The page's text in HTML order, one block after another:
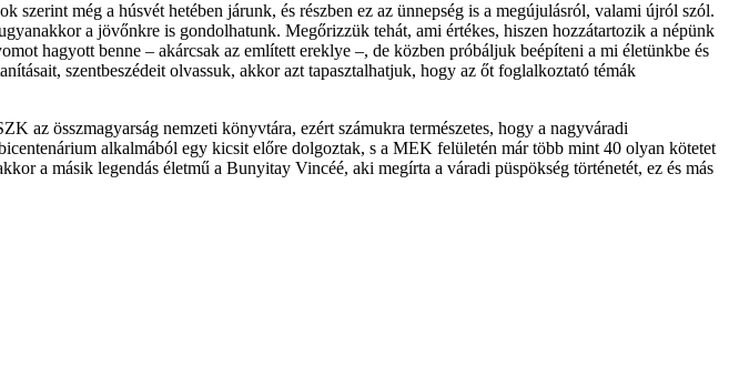
még a húsvét hetében járunk, és részben ez az ünnepség is a megújulásról, valami újról szól.
a jövőnkre is gondolhatunk. Megőrizzük tehát, ami értékes, hiszen hozzátartozik a népünk
hagyott benne – akárcsak az említett ereklye –, de közben próbáljuk beépíteni a mi életünkbe és
szentbeszédeit olvassuk, akkor azt tapasztalhatjuk, hogy az őt foglalkoztató témák
az összmagyarság nemzeti könyvtára, ezért számukra természetes, hogy a nagyváradi
alkalmából egy kicsit előre dolgoztak, s a MEK felületén már több mint 40 olyan kötetet
a másik legendás életmű a Bunyitay Vincéé, aki megírta a váradi püspökség történetét, ez és más